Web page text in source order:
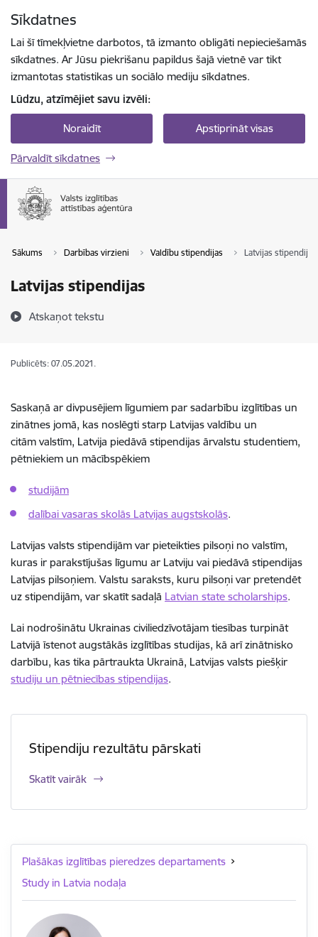
Sīkdatnes
Lai šī tīmekļvietne darbotos, tā izmanto obligāti nepieciešamās
sīkdatnes. Ar Jūsu piekrišanu papildus šajā vietnē var tikt
izmantotas statistikas un sociālo mediju sīkdatnes.
Lūdzu, atzīmējiet savu izvēli:
Noraidīt Apstiprināt visas
Pārvaldīt sīkdatnes
Sākums Darbības virzieni Valdību stipendijas Latvijas stipendijas
Latvijas stipendijas
Atskaņot tekstu
Publicēts: 07.05.2021.
Saskaņā ar divpusējiem līgumiem par sadarbību izglītības un
zinātnes jomā, kas noslēgti starp Latvijas valdību un
citām valstīm, Latvija piedāvā stipendijas ārvalstu studentiem,
pētniekiem un mācībspēkiem
studijām
dalībai vasaras skolās Latvijas augstskolās.
Latvijas valsts stipendijām var pieteikties pilsoņi no valstīm,
kuras ir parakstījušas līgumu ar Latviju vai piedāvā stipendijas
Latvijas pilsoņiem. Valstu saraksts, kuru pilsoņi var pretendēt
uz stipendijām, var skatīt sadaļā Latvian state scholarships.
Lai nodrošinātu Ukrainas civiliedzīvotājam tiesības turpināt
Latvijā īstenot augstākās izglītības studijas, kā arī zinātnisko
darbību, kas tika pārtraukta Ukrainā, Latvijas valsts piešķir
studiju un pētniecības stipendijas.
Stipendiju rezultātu pārskati
Skatīt vairāk
Plašākas izglītības pieredzes departaments
Study in Latvia nodaļa